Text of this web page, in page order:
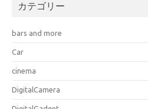
カテゴリー
bars and more
Car
cinema
DigitalCamera